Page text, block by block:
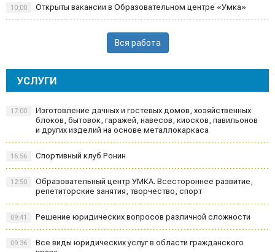
Открыты вакансии в Образовательном центре «Умка»
10:00
Вся работа
УСЛУГИ
Изготовление дачных и гостевых домов, хозяйственных
блоков, бытовок, гаражей, навесов, киосков, павильонов
и других изделий на основе металлокаркаса
17:00
Спортивный клуб Ронин
16:56
Образовательный центр УМКА. Всестороннее развитие,
репетиторские занятия, творчество, спорт
12:50
Решение юридических вопросов различной сложности
09:41
Все виды юридических услуг в области гражданского
09:36